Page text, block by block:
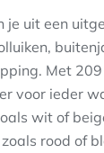
je uit een
Met
voor ieder
wit of
rood of